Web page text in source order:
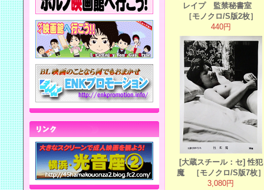
レイプ 監禁秘書室
［モノクロ/S版2枚］
440円
[大蔵スチール：セ] 性犯
魔 ［モノクロ/S版7枚
3,080円